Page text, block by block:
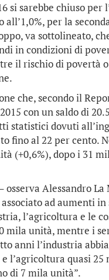
si sarebbe chiuso per
per la
va sottolineato,
in condizioni di
il rischio di povertà
che, secondo il
con un saldo di
statistici dovuti
fino al 22 per cento.
(+0,6%), dopo i 31
Alessandro La
ad aumenti in
l’agricoltura e le
mila unità, mentre i
anni l’industria
l’agricoltura quasi 25
di 7 mila unità”.